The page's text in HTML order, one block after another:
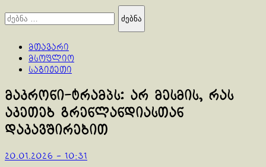
ძებნა:
მთავარი
მსოფლიო
საგიჟეთი
მაკრონი-ტრამპს: არ მესმის, რას
აკეთებ გრენლანდიასთან
დაკავშირებით
20.01.2026 - 10:31